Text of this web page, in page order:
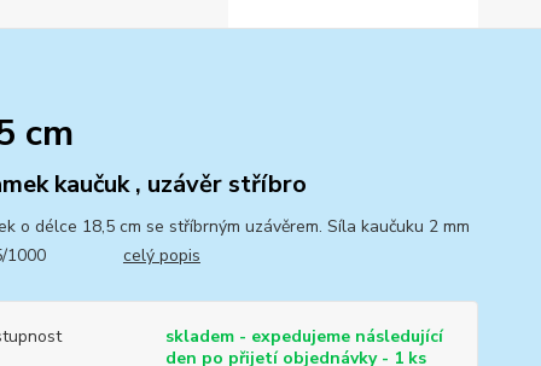
cm
kaučuk , uzávěr stříbro
o délce 18,5 cm se stříbrným uzávěrem. Síla kaučuku 2 mm
1000 celý popis
skladem - expedujeme následující
den po přijetí objednávky - 1 ks